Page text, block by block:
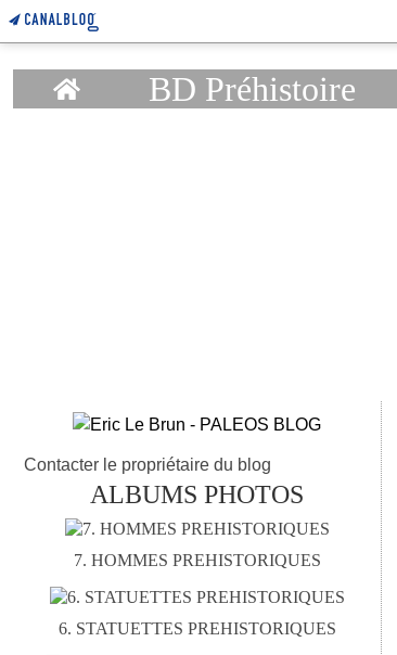
Home BD Préhistoire
Contacter le propriétaire du blog
ALBUMS PHOTOS
7. HOMMES PREHISTORIQUES
6. STATUETTES PREHISTORIQUES